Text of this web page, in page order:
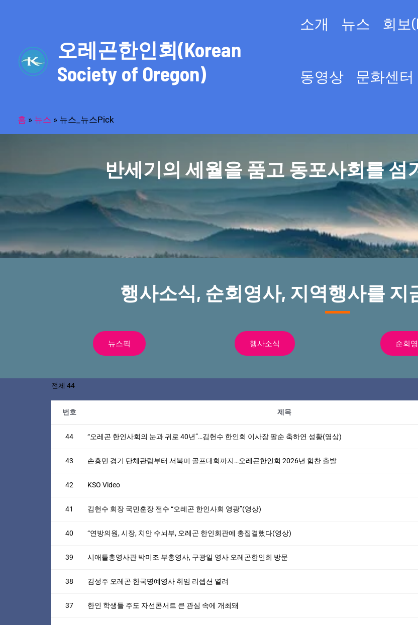
오레곤한인회(Korean
Society of Oregon)
소개 뉴스 회보
동영상 문화센터
홈 » 뉴스 » 뉴스_뉴스Pick
반세기의 세월을 품고 동포사회를 섬
행사소식, 순회영사, 지역행사를 지
뉴스픽 행사소식 순회
전체 44
번호 제목
44 “오레곤 한인사회의 눈과 귀로 40년”…김헌수 한인회 이사장 팔순 축하연 성황(영상)
43 손흥민 경기 단체관람부터 서북미 골프대회까지…오레곤한인회 2026년 힘찬 출발
42 KSO Video
41 김헌수 회장 국민훈장 전수 “오레곤 한인사회 영광”(영상)
40 “연방의원, 시장, 치안 수뇌부, 오레곤 한인회관에 총집결했다(영상)
39 시애틀총영사관 박미조 부총영사, 구광일 영사 오레곤한인회 방문
38 김성주 오레곤 한국명예영사 취임 리셉션 열려
37 한인 학생들 주도 자선콘서트 큰 관심 속에 개최돼